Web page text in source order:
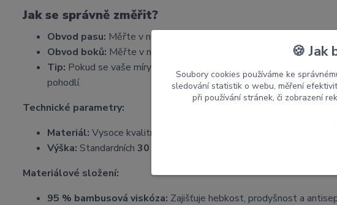
Jak se správně změřit?
Obvod pasu: Měřte v nejužším místě trupu (kousek nad pupíkem).
Obvod boků: Měřte v nejširším místě přes kyčle a zadek.
Tip: Pokud se vaše míry pohybují na hranici dvou velikostí,
pohodlí.
Technické parametry:
Materiál: Vysoce kvalitní a pružný bambusový úplet.
Výška: Standardních 30 cm
Materiálové složení:
95 % bambusová viskóza: Zajišťuje hebkost, prodyšnost a
🍪 Jak
Soubory cookies používáme ke
sledování statistik o webu, měření
při používání stránek, či zobrazení